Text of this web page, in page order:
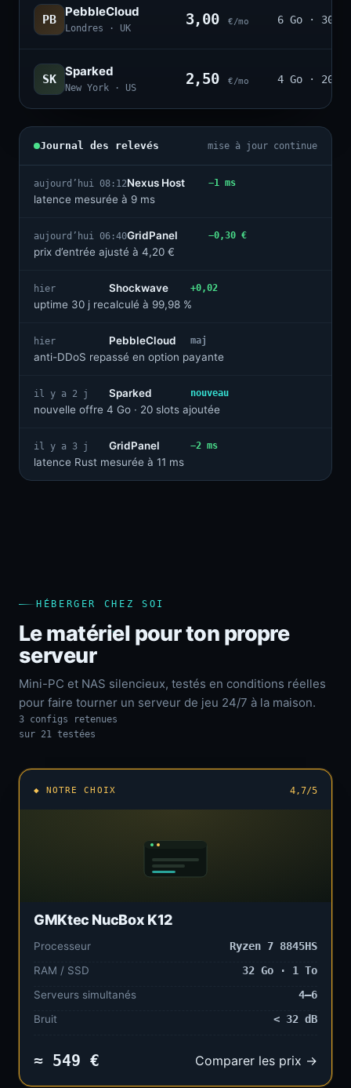
PB
PebbleCloud
Londres · UK
3,00 €/mo 6 Go · 30
SK
Sparked
New York · US
2,50 €/mo 4 Go · 20
Journal des relevés mise à jour continue
aujourd’hui 08:12Nexus Host
latence mesurée à 9 ms
−1 ms
aujourd’hui 06:40GridPanel
prix d’entrée ajusté à 4,20 €
−0,30 €
hier
Shockwave
uptime 30 j recalculé à 99,98 %
+0,02
hier
PebbleCloud
anti-DDoS repassé en option payante
maj
il y a 2 j
Sparked
nouvelle offre 4 Go · 20 slots ajoutée
nouveau
il y a 3 j
GridPanel
latence Rust mesurée à 11 ms
−2 ms
HÉBERGER CHEZ SOI
Le matériel pour ton propre
serveur
Mini-PC et NAS silencieux, testés en conditions réelles
pour faire tourner un serveur de jeu 24/7 à la maison.
3 configs retenues
sur 21 testées
◆ NOTRE CHOIX 4,7/5
GMKtec NucBox K12
Processeur
Ryzen 7 8845HS
RAM / SSD
32 Go · 1 To
Serveurs simultanés
4–6
Bruit
< 32 dB
≈ 549 € Comparer les prix →